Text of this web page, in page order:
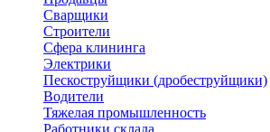
Сварщики
Строители
Сфера клининга
Электрики
Пескоструйщики (дробеструйщики)
Водители
Тяжелая промышленность
Работники склада